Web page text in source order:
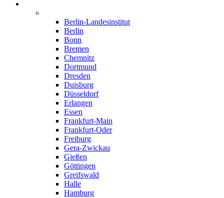
Berlin-Landesinstitut
Berlin
Bonn
Bremen
Chemnitz
Dortmund
Dresden
Duisburg
Düsseldorf
Erlangen
Essen
Frankfurt-Main
Frankfurt-Oder
Freiburg
Gera-Zwickau
Gießen
Göttingen
Greifswald
Halle
Hamburg